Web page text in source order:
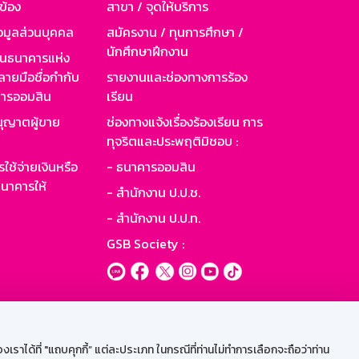
ได้ที่ "แถบคุกกี้” แต่ละประเภท ในกรณีที่ท่านไม่ทำการเลือกจะถือว่าท่าน
อง
มูลส่วนบุคคล
นาคารแห่ง
ายมือชื่อกำกับ
รออมสิน
ญาตผู้ขาย
ช้จ่ายเงินหรือ
คารให้
สาขา / จุดให้บริการ
สมัครงาน / ทุนการศึกษา /
นักศึกษาฝึกงาน
รายงานและช่องทางการร้อง
เรียน
ช่องทางแจ้งเรื่องร้องเรียน การ
ทุจริตและประพฤติมิชอบ :
- ธนาคารออมสิน
- สำนักงาน ป.ป.ช.
- สำนักงาน ป.ป.ท.
GSB Society :